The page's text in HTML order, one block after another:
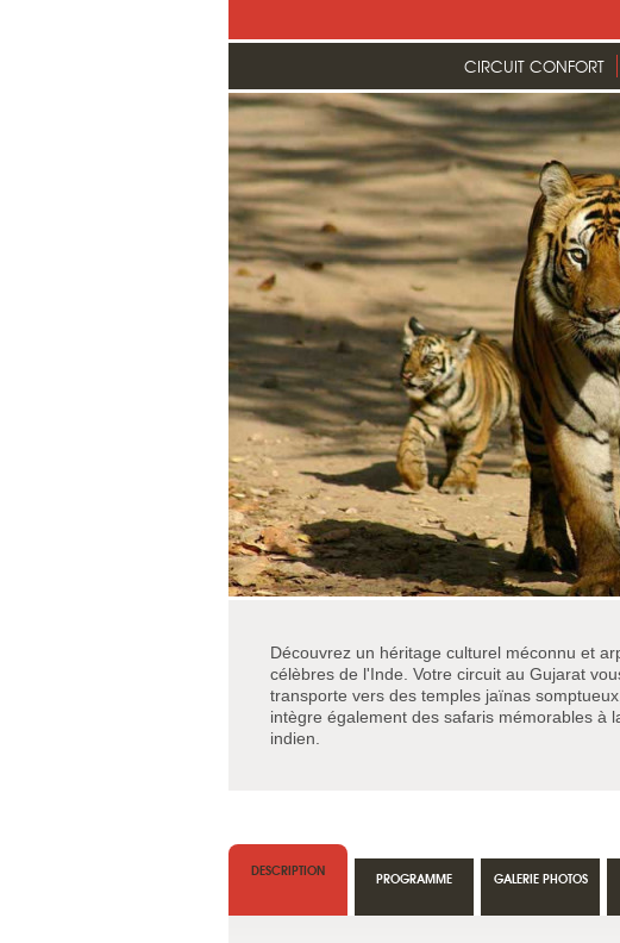
CIRCUIT CONFORT
Découvrez un héritage culturel méconnu et
célèbres de l'Inde. Votre circuit au Gujarat
transporte vers des temples jaïnas
intègre également des safaris mémorables à
indien.
DESCRIPTION PROGRAMME GALERIE PHOTOS